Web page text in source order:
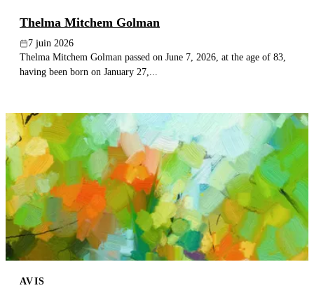
Thelma Mitchem Golman
7 juin 2026
Thelma Mitchem Golman passed on June 7, 2026, at the age of 83,
having been born on January 27,...
AVIS